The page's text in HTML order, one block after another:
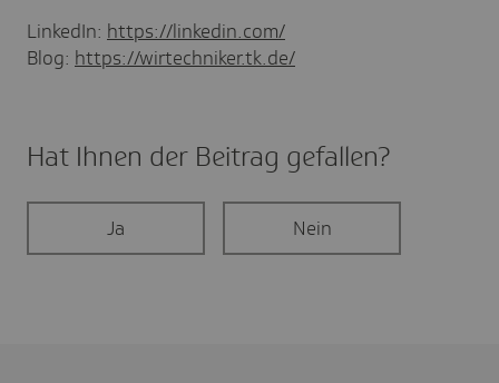
LinkedIn: https://linkedin.com/
Blog: https://wirtechniker.tk.de/
Hat Ihnen der Beitrag gefal­len?
Ja Nein